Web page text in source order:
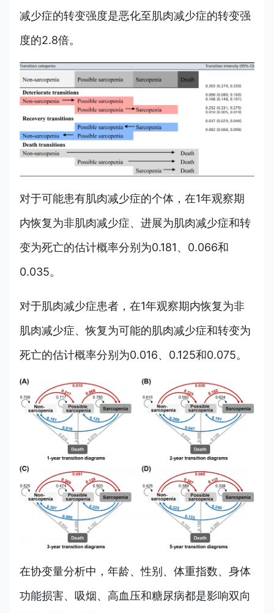
减少症的转变强度是恶化至肌肉减少症的转变强
度的2.8倍。
对于可能患有肌肉减少症的个体，在1年观察期
内恢复为非肌肉减少症、进展为肌肉减少症和转
变为死亡的估计概率分别为0.181、0.066和
0.035。
对于肌肉减少症患者，在1年观察期内恢复为非
肌肉减少症、恢复为可能的肌肉减少症和转变为
死亡的估计概率分别为0.016、0.125和0.075。
在协变量分析中，年龄、性别、体重指数、身体
功能损害、吸烟、高血压和糖尿病都是影响双向